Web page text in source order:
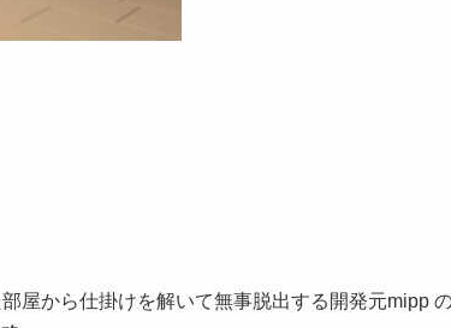
屋から仕掛けを解いて無事脱出する開発元mipp